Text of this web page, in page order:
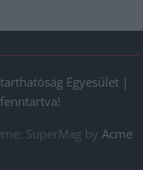
Egyesület |
SuperMag by Acme